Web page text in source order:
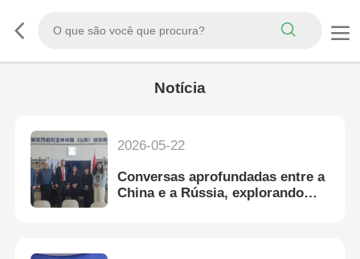
Notícia
2026-05-22
Conversas aprofundadas entre a
China e a Rússia, explorando